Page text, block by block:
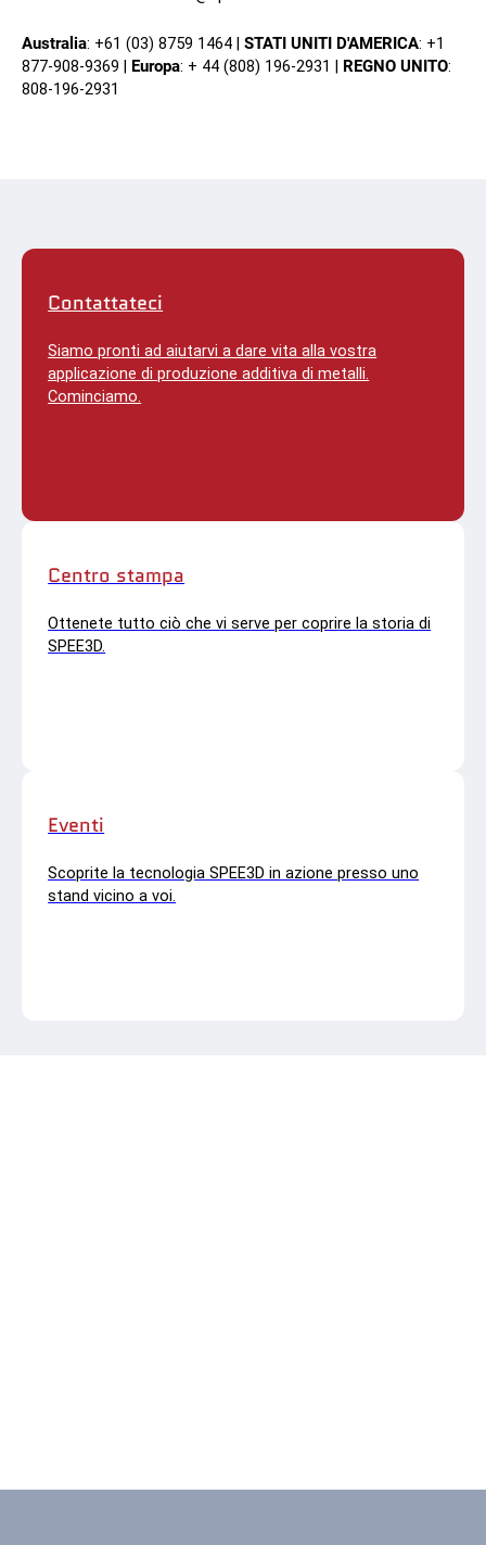
Australia: +61 (03) 8759 1464 |STATI UNITI D'AMERICA: +1
877-908-9369 |
Europa: + 44 (808) 196-2931 | REGNO UNITO:
808-196-2931
Contattateci
Siamo pronti ad aiutarvi a dare vita alla vostra
applicazione di produzione additiva di metalli.
Cominciamo.
Centro stampa
Ottenete tutto ciò che vi serve per coprire la storia di
SPEE3D.
Eventi
Scoprite la tecnologia SPEE3D in azione presso uno
stand vicino a voi.